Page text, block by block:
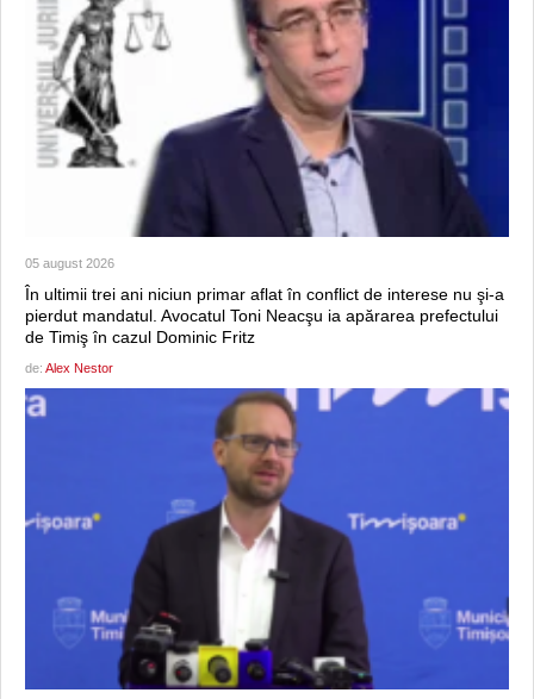
05 august 2026
În ultimii trei ani niciun primar aflat în conflict de interese nu şi-a
pierdut mandatul. Avocatul Toni Neacşu ia apărarea prefectului
de Timiş în cazul Dominic Fritz
de: Alex Nestor